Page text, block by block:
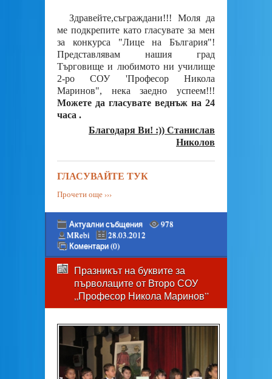
Здравейте,съграждани!!! Моля да
ме подкрепите като гласувате за мен
за конкурса "Лице на България"!
Представлявам нашия град
Търговище и любимото ни училище
2-ро СОУ 'Професор Никола
Маринов", нека заедно успеем!!!
Можете да гласувате веднъж на 24
часа .
Благодаря Ви! :)) Станислав
Николов
ГЛАСУВАЙТЕ ТУК
Прочети още ›››
Актуални събщения
978
MRebi
28.03.2012
Коментари (0)
Празникът на буквите за
първолаците от Второ СОУ
„Професор Никола Маринов”